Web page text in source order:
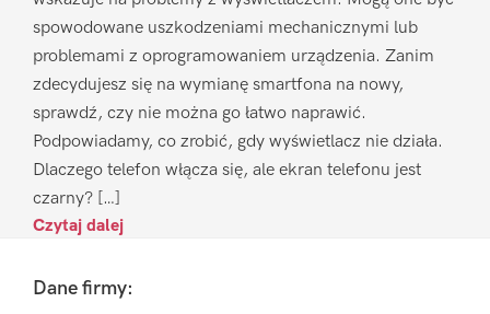
spowodowane uszkodzeniami mechanicznymi lub
problemami z oprogramowaniem urządzenia. Zanim
zdecydujesz się na wymianę smartfona na nowy,
sprawdź, czy nie można go łatwo naprawić.
Podpowiadamy, co zrobić, gdy wyświetlacz nie działa.
Dlaczego telefon włącza się, ale ekran telefonu jest
czarny? […]
Czytaj dalej
FooterDane firmy: